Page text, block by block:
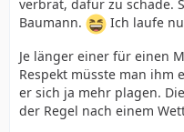
verbrät, dafür zu schade.
Baumann.
Ich laufe
Je länger einer für einen
Respekt müsste man ihm
er sich ja mehr plagen.
der Regel nach einem